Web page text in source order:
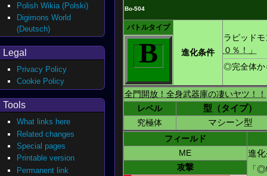
Bo-504
バトルタイプ
進化条件
ラピッドモ
０％！」
◎完全体か
B
全門開放！全身武器庫の凄いヤツ！！
レベル
型（タイプ）
究極体
マシーン型
フィールド
ME
進
「
攻撃
Polish Wikia (Polski)
Digimons World
(Deutsch)
Legal
Privacy Policy
Cookie Policy
Tools
What links here
Related changes
Special pages
Printable version
Permanent link